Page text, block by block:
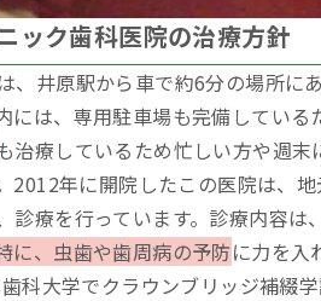
ック歯科医院の治療方針
、井原駅から車で約6分の場所に
には、専用駐車場も完備してい
治療しているため忙しい方や週
2012年に開院したこの医院は、
診療を行っています。診療内容は、
に、虫歯や歯周病の予防に力を入
科大学でクラウンブリッジ補綴